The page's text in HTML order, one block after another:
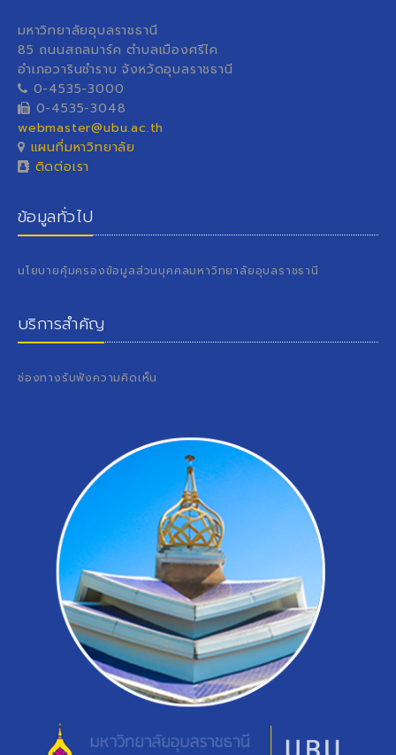
มหาวิทยาลัยอุบลราชธานี
85 ถนนสถลมาร์ค ตำบลเมืองศรีไค
อำเภอวารินชำราบ จังหวัดอุบลราชธานี
0-4535-3000
0-4535-3048
webmaster@ubu.ac.th
แผนที่มหาวิทยาลัย
ติดต่อเรา
ข้อมูลทั่วไป
นโยบายคุ้มครองข้อมูลส่วนบุคคลมหาวิทยาลัยอุบลราชธานี
บริการสำคัญ
ช่องทางรับฟังความคิดเห็น